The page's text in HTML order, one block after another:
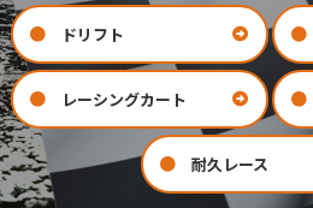
ドリフト
レーシングカート
耐久レース